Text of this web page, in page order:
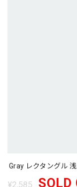
Gray レクタングル
¥2,585 SOLD